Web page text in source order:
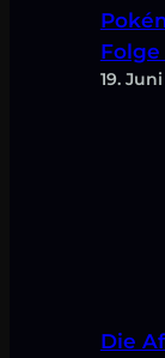
19.
Die